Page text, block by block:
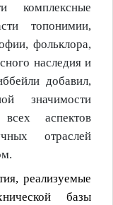
комплексные
топонимии,
фольклора,
наследия и
добавил,
значимости
аспектов
отраслей
реализуемые
базы